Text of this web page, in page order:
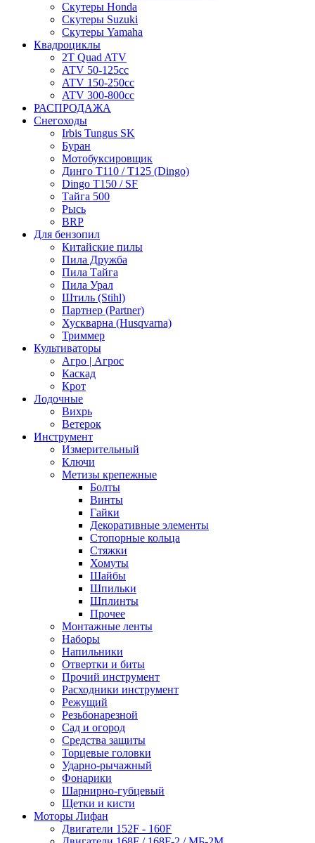
Скутеры Honda
Скутеры Suzuki
Скутеры Yamaha
Квадроциклы
2T Quad ATV
ATV 50-125cc
ATV 150-250cc
ATV 300-800cc
РАСПРОДАЖА
Снегоходы
Irbis Tungus SK
Буран
Мотобуксировщик
Динго T110 / T125 (Dingo)
Dingo T150 / SF
Тайга 500
Рысь
BRP
Для бензопил
Китайские пилы
Пила Дружба
Пила Тайга
Пила Урал
Штиль (Stihl)
Партнер (Partner)
Хускварна (Husqvarna)
Триммер
Культиваторы
Агро | Агрос
Каскад
Крот
Лодочные
Вихрь
Ветерок
Инструмент
Измерительный
Ключи
Метизы крепежные
Болты
Винты
Гайки
Декоративные элементы
Стопорные кольца
Стяжки
Хомуты
Шайбы
Шпильки
Шплинты
Прочее
Монтажные ленты
Наборы
Напильники
Отвертки и биты
Прочий инструмент
Расходники инструмент
Режущий
Резьбонарезной
Сад и огород
Средства защиты
Торцевые головки
Ударно-рычажный
Фонарики
Шарнирно-губцевый
Щетки и кисти
Моторы Лифан
Двигатели 152F - 160F